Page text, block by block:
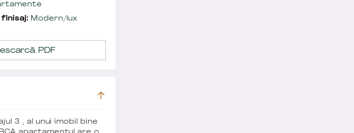
finisaj: Modern/lux
PDF
3 , al unui imobil bine